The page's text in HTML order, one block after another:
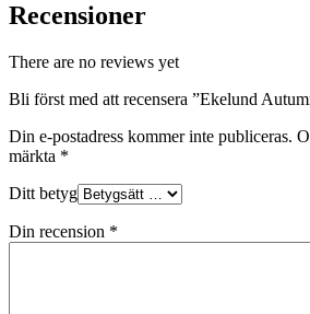
Recensioner
There are no reviews yet
Bli först med att recensera ”Ekelund
Din e-postadress kommer inte publiceras.
märkta *
Ditt betyg
Din recension *